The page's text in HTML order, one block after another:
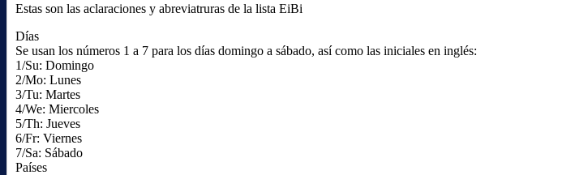
Estas son las aclaraciones y abreviatruras de la lista EiBi
Días
Se usan los números 1 a 7 para los días domingo a sábado, así como las iniciales en inglés:
1/Su: Domingo
2/Mo: Lunes
3/Tu: Martes
4/We: Miercoles
5/Th: Jueves
6/Fr: Viernes
7/Sa: Sábado
Países